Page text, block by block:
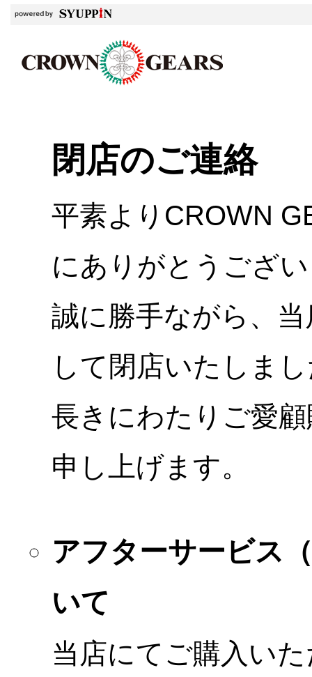
閉店のご連絡
平素よりCROWN
にありがとうござ
誠に勝手ながら、
して閉店いたしま
長きにわたりご愛
申し上げます。
アフターサービス
いて
当店にてご購入い